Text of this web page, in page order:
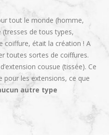
tout le monde (homme,
de tous types,
coiffure, était la création ! A
toutes sortes de coiffures.
cousue (tissée). Ce
pour les extensions, ce que
autre type